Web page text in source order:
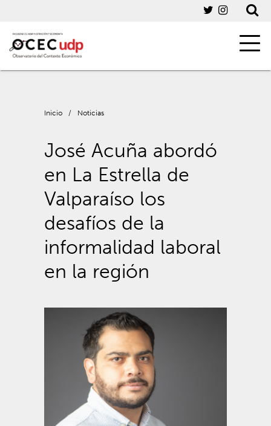
Inicio / Noticias
José Acuña abordó
en La Estrella de
Valparaíso los
desafíos de la
informalidad laboral
en la región